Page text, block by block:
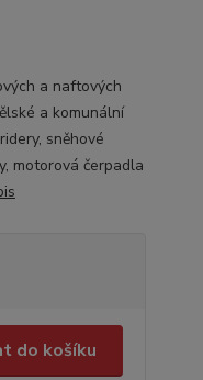
a naftových
a komunální
sněhové
motorová čerpadla
do košíku